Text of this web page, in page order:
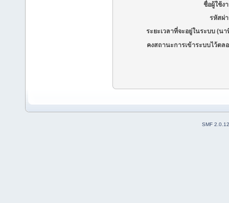
ชื่อผู้ใช้ง
รหัสผ่
ระยะเวลาที่จะอยู่ในระบบ (นา
คงสถานะการเข้าระบบไว้ตล
SMF 2.0.12